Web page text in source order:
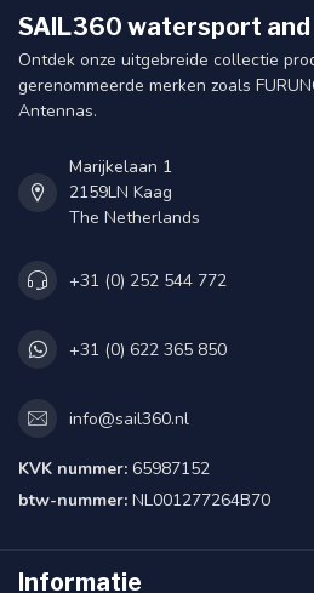
SAIL360 watersport
Ontdek onze uitgebreide collectie
gerenommeerde merken zoals
Antennas.
Marijkelaan 1
2159LN Kaag
The Netherlands
+31 (0) 252 544 772
+31 (0) 622 365 850
info@sail360.nl
KVK nummer: 65987152
btw-nummer: NL001277264B70
Informatie